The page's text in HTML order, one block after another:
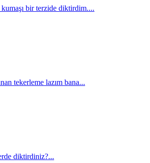
bir terzide diktirdim....
tekerleme lazım bana...
diktirdiniz?...